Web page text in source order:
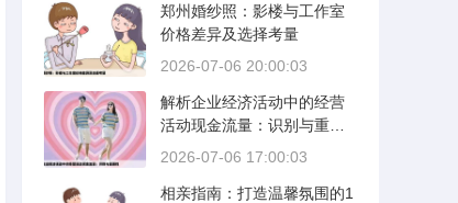
郑州婚纱照：影楼与工作室
价格差异及选择考量
2026-07-06 20:00:03
解析企业经济活动中的经营
活动现金流量：识别与重要
性
2026-07-06 17:00:03
相亲指南：打造温馨氛围的1